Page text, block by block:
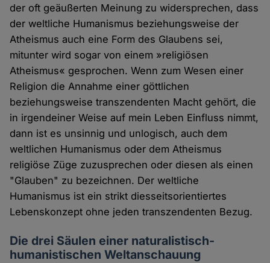
der oft geäußerten Meinung zu widersprechen, dass
der weltliche Humanismus beziehungsweise der
Atheismus auch eine Form des Glaubens sei,
mitunter wird sogar von einem »religiösen
Atheismus« gesprochen. Wenn zum Wesen einer
Religion die Annahme einer göttlichen
beziehungsweise transzendenten Macht gehört, die
in irgendeiner Weise auf mein Leben Einfluss nimmt,
dann ist es unsinnig und unlogisch, auch dem
weltlichen Humanismus oder dem Atheismus
religiöse Züge zuzusprechen oder diesen als einen
"Glauben" zu bezeichnen. Der weltliche
Humanismus ist ein strikt diesseitsorientiertes
Lebenskonzept ohne jeden transzendenten Bezug.
Die drei Säulen einer naturalistisch-
humanistischen Weltanschauung